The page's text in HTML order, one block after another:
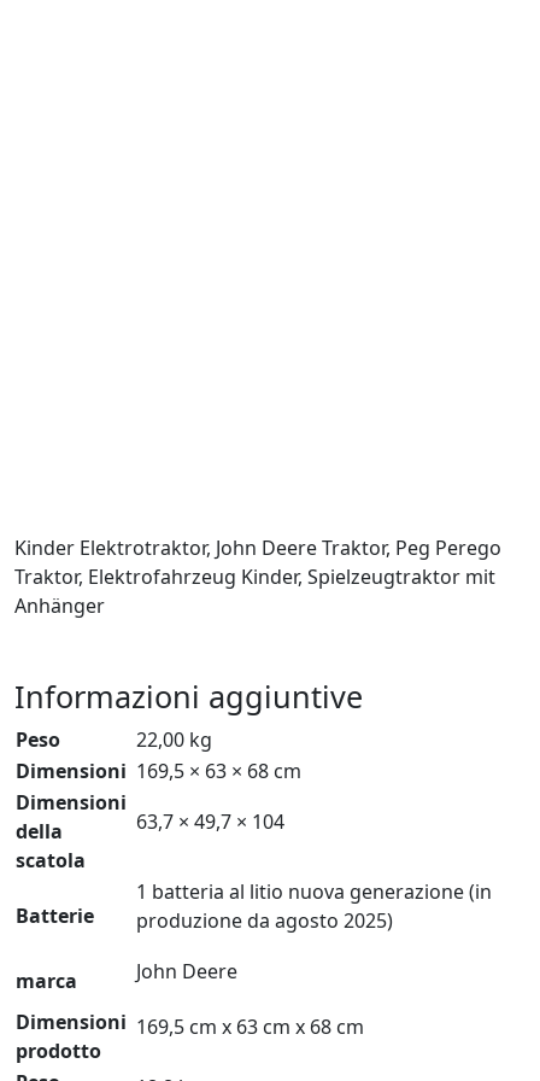
Kinder Elektrotraktor, John Deere Traktor, Peg Perego
Traktor, Elektrofahrzeug Kinder, Spielzeugtraktor mit
Anhänger
Informazioni aggiuntive
Peso
22,00 kg
Dimensioni 169,5 × 63 × 68 cm
Dimensioni
della
scatola
63,7 × 49,7 × 104
Batterie
1 batteria al litio nuova generazione (in
produzione da agosto 2025)
marca
John Deere
Dimensioni
prodotto
169,5 cm x 63 cm x 68 cm